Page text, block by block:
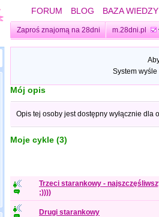
FORUM BLOG BAZA WIEDZY
Zaproś znajomą na 28dni m.28dni.pl
System
Mój opis
Opis tej osoby jest dostępny wyłącznie dla
Moje cykle (3)
Trzeci starankowy -
;))))
Drugi starankowy